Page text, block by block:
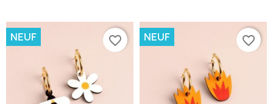
NEUF favorite_border NEUF favorite_border